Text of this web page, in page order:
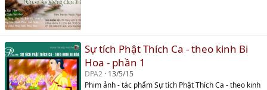
Sự tích Phật Thích Ca - theo kinh Bi
Hoa - phần 1
DPA2 13/5/15
Phim ảnh - tác phẩm Sự tích Phật Thích Ca - theo kinh